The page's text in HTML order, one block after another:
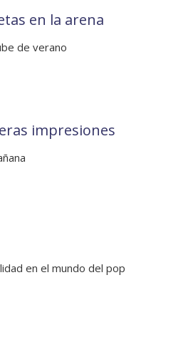
en la arena
de verano
impresiones
en el mundo del pop